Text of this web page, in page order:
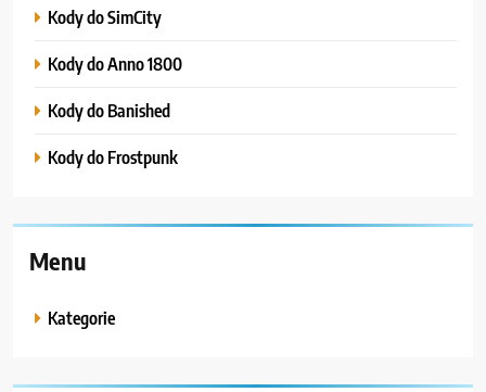
Kody do SimCity
Kody do Anno 1800
Kody do Banished
Kody do Frostpunk
Menu
Kategorie